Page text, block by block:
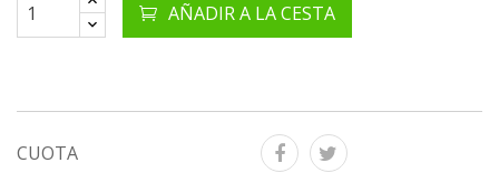
AÑADIR A LA CESTA
CUOTA